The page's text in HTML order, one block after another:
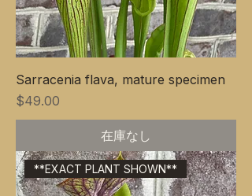
Sarracenia flava, mature specimen
価格
$49.00
在庫なし
**EXACT PLANT SHOWN**